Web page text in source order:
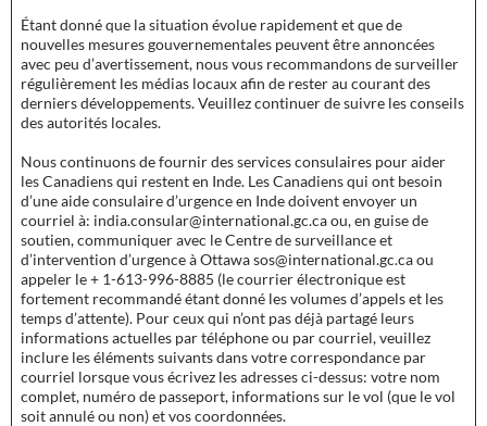
Étant donné que la situation évolue rapidement et que de
nouvelles mesures gouvernementales peuvent être annoncées
avec peu d’avertissement, nous vous recommandons de surveiller
régulièrement les médias locaux afin de rester au courant des
derniers développements. Veuillez continuer de suivre les conseils
des autorités locales.
Nous continuons de fournir des services consulaires pour aider
les Canadiens qui restent en Inde. Les Canadiens qui ont besoin
d’une aide consulaire d’urgence en Inde doivent envoyer un
courriel à: india.consular@international.gc.ca ou, en guise de
soutien, communiquer avec le Centre de surveillance et
d’intervention d’urgence à Ottawa sos@international.gc.ca ou
appeler le + 1-613-996-8885 (le courrier électronique est
fortement recommandé étant donné les volumes d’appels et les
temps d’attente). Pour ceux qui n’ont pas déjà partagé leurs
informations actuelles par téléphone ou par courriel, veuillez
inclure les éléments suivants dans votre correspondance par
courriel lorsque vous écrivez les adresses ci-dessus: votre nom
complet, numéro de passeport, informations sur le vol (que le vol
soit annulé ou non) et vos coordonnées.